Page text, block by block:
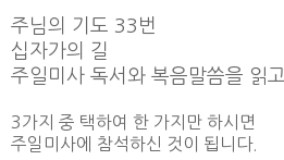
주님의 기도 33번
십자가의 길
주일미사 독서와 복음말씀을 읽
3가지 중 택하여 한 가지만 하시면
주일미사에 참석하신 것이 됩니다.